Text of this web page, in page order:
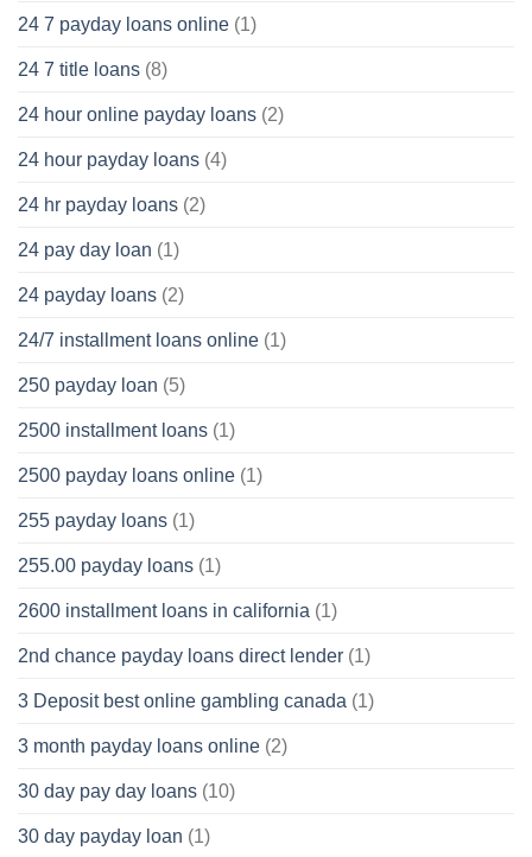
24 7 payday loans online (1)
24 7 title loans (8)
24 hour online payday loans (2)
24 hour payday loans (4)
24 hr payday loans (2)
24 pay day loan (1)
24 payday loans (2)
24/7 installment loans online (1)
250 payday loan (5)
2500 installment loans (1)
2500 payday loans online (1)
255 payday loans (1)
255.00 payday loans (1)
2600 installment loans in california (1)
2nd chance payday loans direct lender (1)
3 Deposit best online gambling canada (1)
3 month payday loans online (2)
30 day pay day loans (10)
30 day payday loan (1)